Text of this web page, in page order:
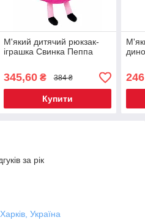
М'який дитячий рюкзак-
іграшка Свинка Пеппа
345,60₴ 384 ₴
Купити
за рік
Україна